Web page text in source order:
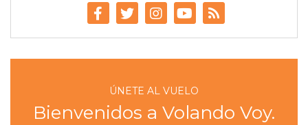
ÚNETE AL VUELO
Bienvenidos a Volando Voy.